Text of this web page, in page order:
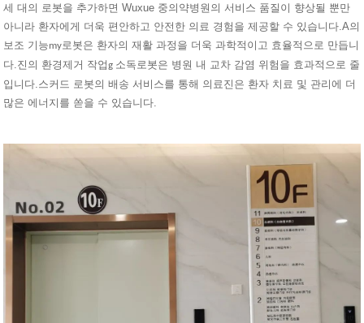
세 대의 로봇을 추가하면 Wuxue 중의약병원의 서비스 품질이 향상될 뿐만
아니라 환자에게 더욱 편안하고 안전한 의료 경험을 제공할 수 있습니다.A의
보조 기능my로봇은 환자의 재활 과정을 더욱 과학적이고 효율적으로 만듭니
다.진의 환경제거 작업g 소독 로봇은 병원 내 교차 감염 위험을 효과적으로 줄
입니다.스커드 로봇의 배송 서비스를 통해 의료진은 환자 치료 및 관리에 더
많은 에너지를 쏟을 수 있습니다.